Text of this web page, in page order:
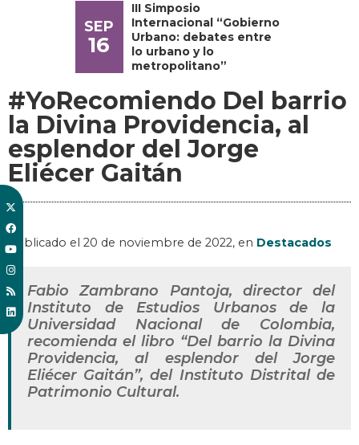
SEP
16
III Simposio
Internacional “Gobierno
Urbano: debates entre
lo urbano y lo
metropolitano”
#YoRecomiendo Del barrio
la Divina Providencia, al
esplendor del Jorge
Eliécer Gaitán
Publicado el 20 de noviembre de 2022, en Destacados
Fabio Zambrano Pantoja, director del
Instituto de Estudios Urbanos de la
Universidad Nacional de Colombia,
recomienda el libro “Del barrio la Divina
Providencia, al esplendor del Jorge
Eliécer Gaitán”, del Instituto Distrital de
Patrimonio Cultural.